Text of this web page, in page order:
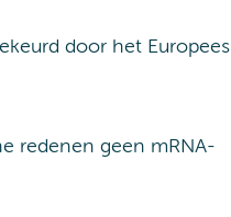
door het Europees
redenen geen mRNA-